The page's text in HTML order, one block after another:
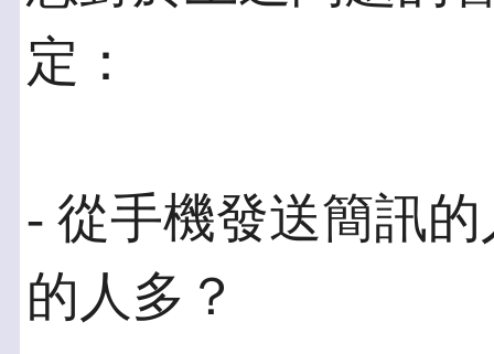
定：
- 從手機發送簡訊
的人多？